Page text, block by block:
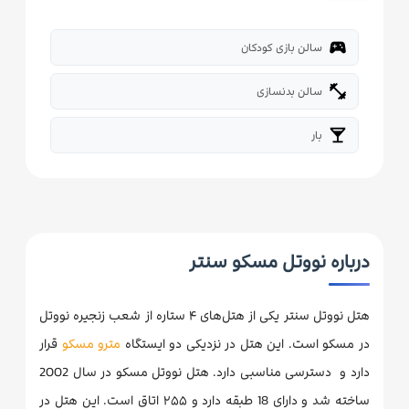
sports_esports سالن بازی کودکان
fitness_center سالن بدنسازی
local_bar بار
درباره نووتل مسکو سنتر
هتل نووتل سنتر یکی از هتل‌های ۴ ستاره از شعب زنجیره نووتل
در مسکو است. این هتل در نزدیکی دو ایستگاه مترو مسکو قرار
دارد و دسترسی مناسبی دارد. هتل نووتل مسکو در سال 2002
ساخته شد و دارای 18 طبقه دارد و ۲۵۵ اتاق است. این هتل در